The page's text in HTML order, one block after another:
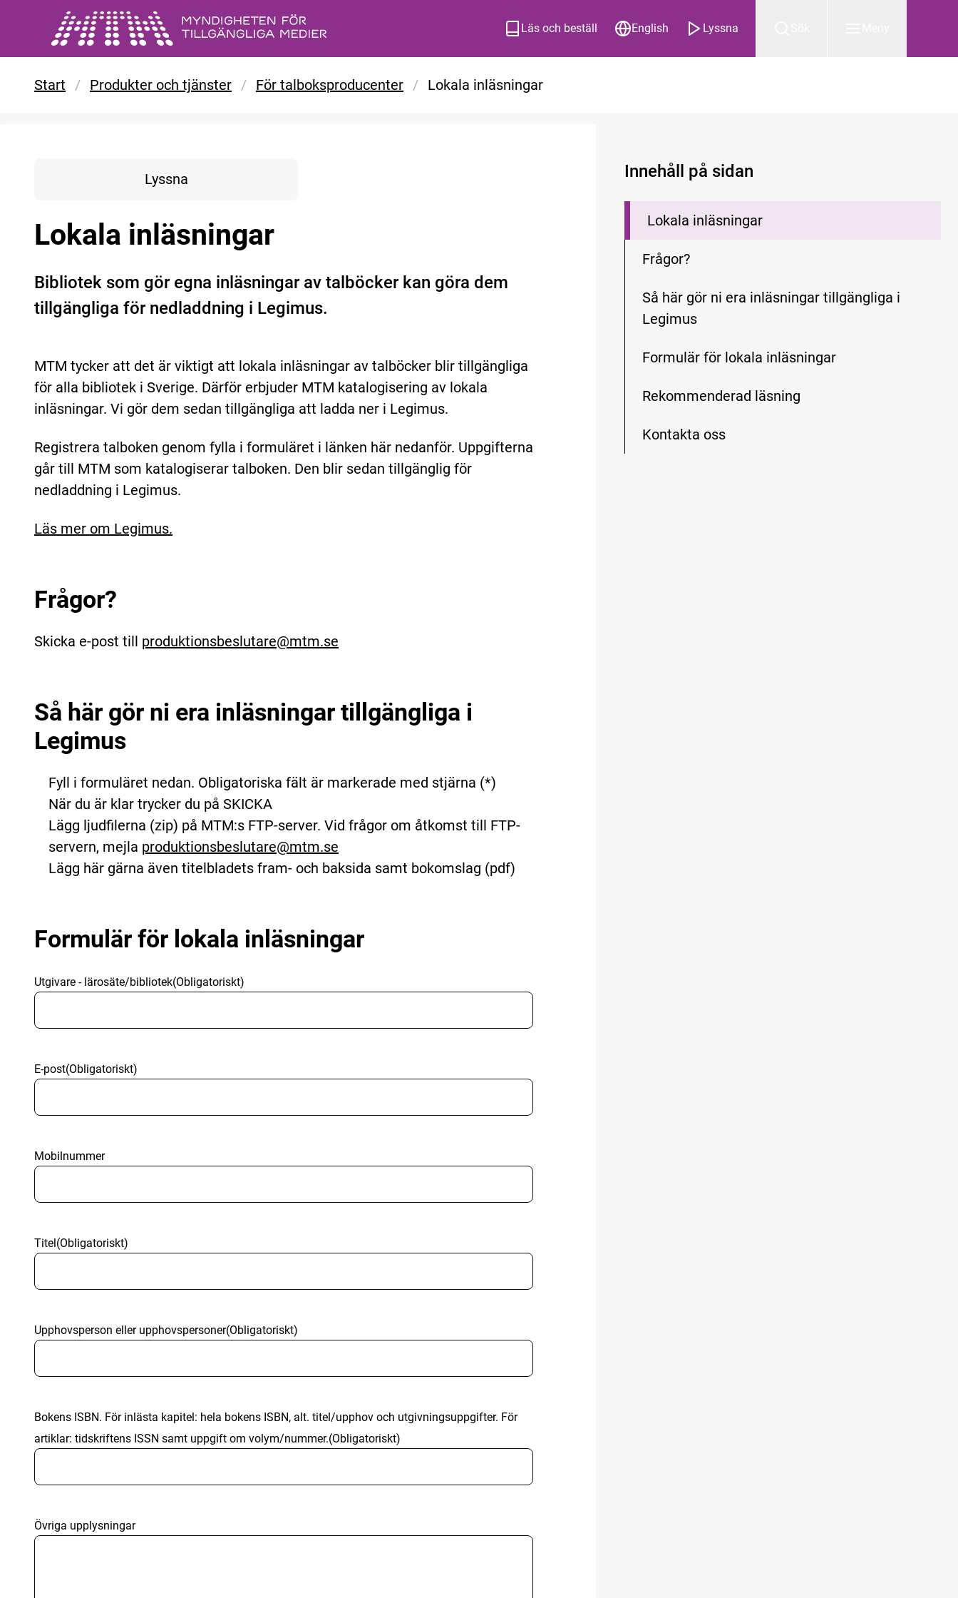
Gå till huvudinnehåll
Läs och beställ English Lyssna
Start / Produkter och tjänster / För talboksproducenter / Lokala inläsningar
Lyssna
Lokala inläsningar
Bibliotek som gör egna inläsningar av talböcker kan göra dem
tillgängliga för nedladdning i Legimus.
MTM tycker att det är viktigt att lokala inläsningar av talböcker blir tillgängliga
för alla bibliotek i Sverige. Därför erbjuder MTM katalogisering av lokala
inläsningar. Vi gör dem sedan tillgängliga att ladda ner i Legimus.
Registrera talboken genom fylla i formuläret i länken här nedanför. Uppgifterna
går till MTM som katalogiserar talboken. Den blir sedan tillgänglig för
nedladdning i Legimus.
Läs mer om Legimus.
Frågor?
Skicka e-post till produktionsbeslutare@mtm.se
Så här gör ni era inläsningar tillgängliga i
Legimus
Fyll i formuläret nedan. Obligatoriska fält är markerade med stjärna (*)
När du är klar trycker du på SKICKA
Lägg ljudfilerna (zip) på MTM:s FTP-server. Vid frågor om åtkomst till FTP-
servern, mejla produktionsbeslutare@mtm.se
Lägg här gärna även titelbladets fram- och baksida samt bokomslag (pdf)
Formulär för lokala inläsningar
Utgivare - lärosäte/bibliotek(Obligatoriskt)
E-post(Obligatoriskt)
Mobilnummer
Titel(Obligatoriskt)
Upphovsperson eller upphovspersoner(Obligatoriskt)
Bokens ISBN. För inlästa kapitel: hela bokens ISBN, alt. titel/upphov och utgivningsuppgifter. För
artiklar: tidskriftens ISSN samt uppgift om volym/nummer.(Obligatoriskt)
Övriga upplysningar
Innehåll på sidan
Lokala inläsningar
Frågor?
Så här gör ni era inläsningar tillgängliga i
Legimus
Formulär för lokala inläsningar
Rekommenderad läsning
Kontakta oss